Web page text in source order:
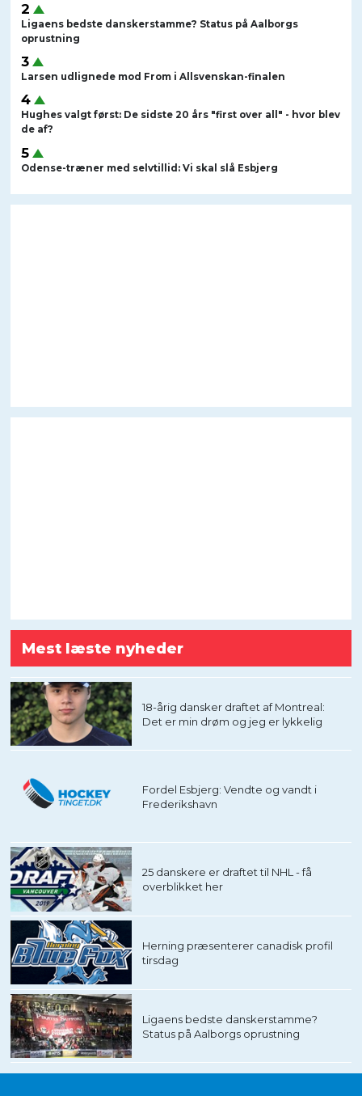
Ligaens bedste danskerstamme? Status på Aalborgs
oprustning
Larsen udlignede mod From i Allsvenskan-finalen
Hughes valgt først: De sidste 20 års "first over all" - hvor blev
de af?
Odense-træner med selvtillid: Vi skal slå Esbjerg
Mest læste nyheder
18-årig dansker draftet af Montreal:
Det er min drøm og jeg er lykkelig
Fordel Esbjerg: Vendte og vandt i
Frederikshavn
25 danskere er draftet til NHL - få
overblikket her
Herning præsenterer canadisk profil
tirsdag
Ligaens bedste danskerstamme?
Status på Aalborgs oprustning